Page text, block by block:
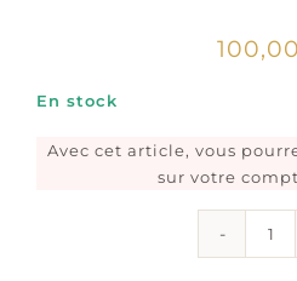
100,00
En stock
Avec cet article, vous
sur votre